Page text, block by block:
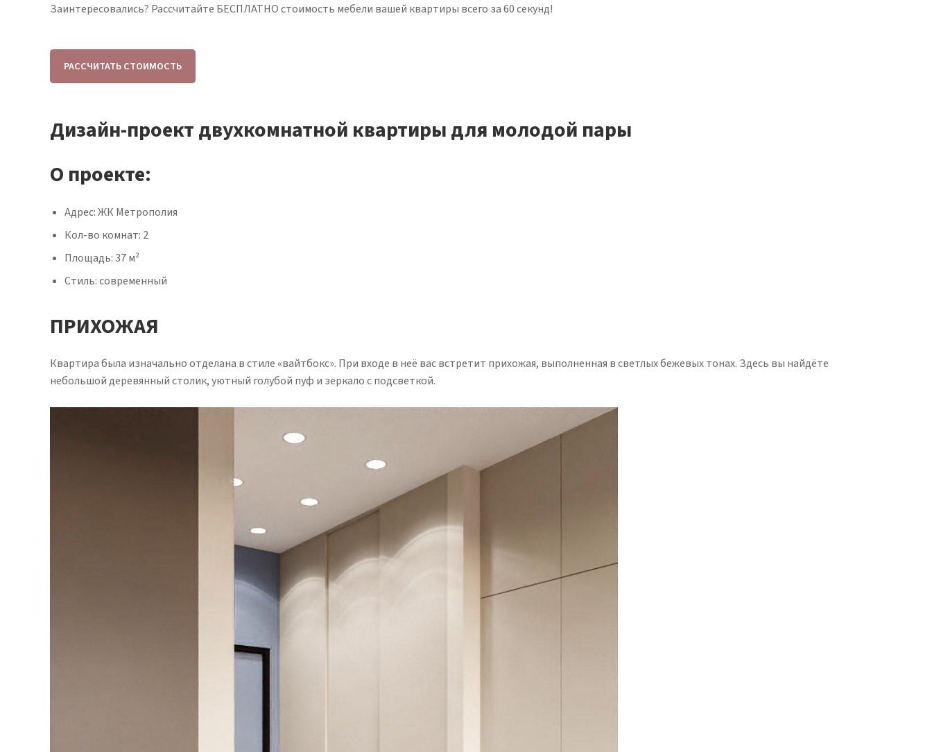
Заинтересовались? Рассчитайте БЕСПЛАТНО стоимость мебели вашей квартиры всего за 60 секунд!
РАССЧИТАТЬ СТОИМОСТЬ
Дизайн-проект двухкомнатной квартиры для молодой пары
О проекте:
Адрес: ЖК Метрополия
Кол-во комнат: 2
Площадь: 37 м²
Стиль: современный
ПРИХОЖАЯ
Квартира была изначально отделана в стиле «вайтбокс». При входе в неё вас встретит прихожая, выполненная в светлых бежевых тонах. Здесь вы найдёте
небольшой деревянный столик, уютный голубой пуф и зеркало с подсветкой.